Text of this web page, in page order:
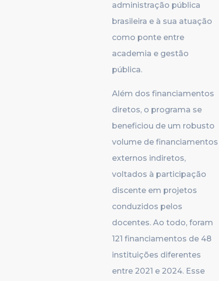
administração pública
brasileira e à sua atuação
como ponte entre
academia e gestão
pública.
Além dos financiamentos
diretos, o programa se
beneficiou de um robusto
volume de financiamentos
externos indiretos,
voltados à participação
discente em projetos
conduzidos pelos
docentes. Ao todo, foram
121 financiamentos de 48
instituições diferentes
entre 2021 e 2024. Esse